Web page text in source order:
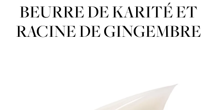
BEURRE DE KARITÉ ET
RACINE DE GINGEMBRE